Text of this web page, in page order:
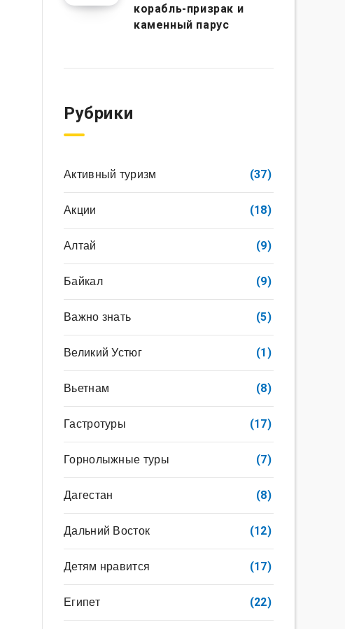
корабль-призрак и
каменный парус
Рубрики
Активный туризм (37)
Акции (18)
Алтай (9)
Байкал (9)
Важно знать (5)
Великий Устюг (1)
Вьетнам (8)
Гастротуры (17)
Горнолыжные туры (7)
Дагестан (8)
Дальний Восток (12)
Детям нравится (17)
Египет (22)